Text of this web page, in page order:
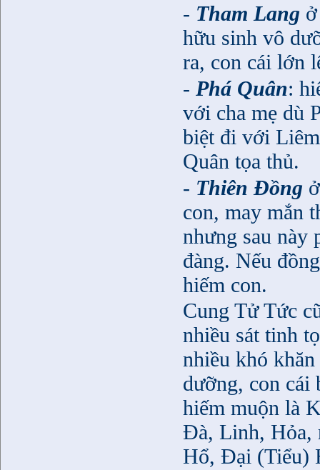
- Tham Lang
hữu sinh vô
ra, con cái lớn
-Phá Quân:
với cha mẹ dù
biệt đi với
Quân tọa thủ.
- Thiên Đồng
con, may mắn
nhưng sau này
đàng. Nếu
hiếm con.
Cung Tử Tức
nhiều sát tinh
nhiều khó
dưỡng, con cái
hiếm muộn là
Đà, Linh, Hỏa,
Hổ, Đại (Tiểu)